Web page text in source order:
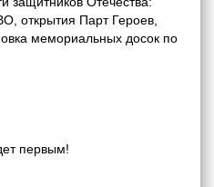
открытия Парт Героев,
мемориальных досок по
первым!